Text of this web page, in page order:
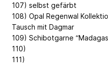
107) selbst gefärbt
108) Opal Regenwal
Tausch mit Dagmar
109) Schibotgarne
110)
111)